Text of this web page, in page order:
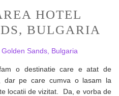
HOTEL
BULGARIA
o destinatie care e atat de
dar pe care cumva o lasam la
locatii de vizitat. Da, e vorba de